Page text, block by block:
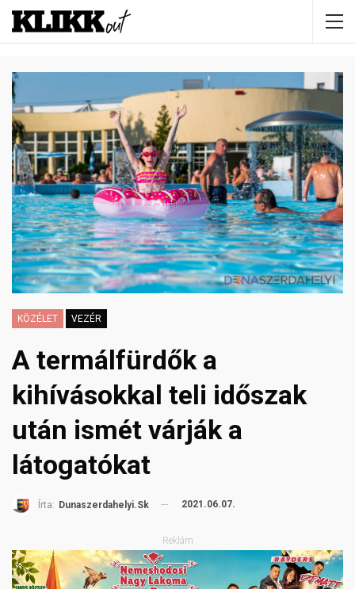
KÖZÉLET VEZÉR
A termálfürdők a
kihívásokkal teli időszak
után ismét várják a
látogatókat
Írta: Dunaszerdahelyi.sk 2021.06.07.
Reklám